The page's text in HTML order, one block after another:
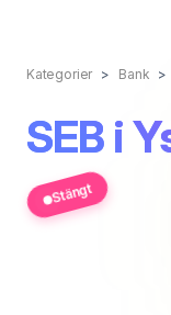
Kategorier Bank
SEB i
Stängt